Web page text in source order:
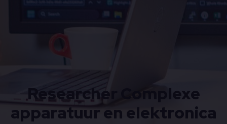
Researcher Complexe
apparatuur en elektronica